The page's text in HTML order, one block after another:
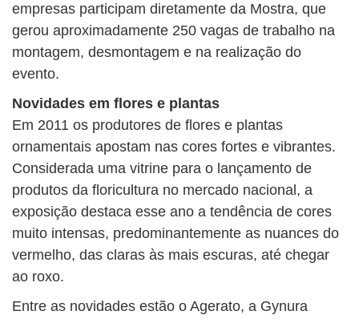
empresas participam diretamente da Mostra, que
gerou aproximadamente 250 vagas de trabalho na
montagem, desmontagem e na realização do
evento.
Novidades em flores e plantas
Em 2011 os produtores de flores e plantas
ornamentais apostam nas cores fortes e vibrantes.
Considerada uma vitrine para o lançamento de
produtos da floricultura no mercado nacional, a
exposição destaca esse ano a tendência de cores
muito intensas, predominantemente as nuances do
vermelho, das claras às mais escuras, até chegar
ao roxo.
Entre as novidades estão o Agerato, a Gynura